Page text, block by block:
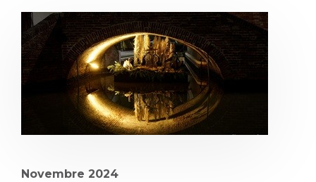
Novembre 2024